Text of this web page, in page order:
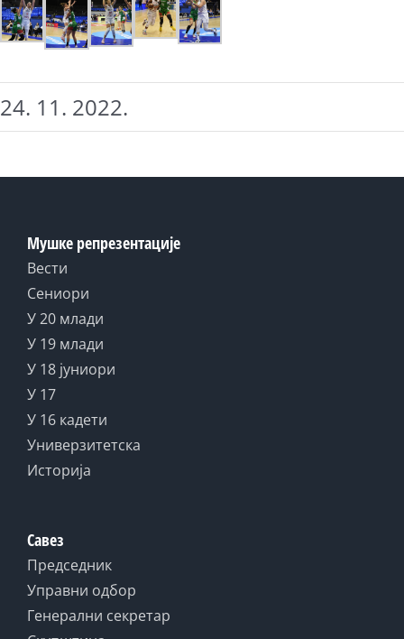
24. 11. 2022.
Мушке репрезентације
Вести
Сениори
У 20 млади
У 19 млади
У 18 јуниори
У 17
У 16 кадети
Универзитетска
Историја
Савез
Председник
Управни одбор
Генерални секретар